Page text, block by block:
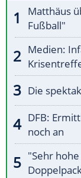
Matthäus
Fußball"
Medien:
Die
DFB:
noch an
"Sehr